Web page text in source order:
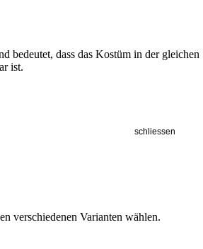
bedeutet, dass das Kostüm in der gleichen
ist.
verschiedenen Varianten wählen.